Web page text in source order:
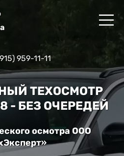
959-11-11
ТЕХОСМОТР
- БЕЗ ОЧЕРЕДЕЙ
осмотра ООО